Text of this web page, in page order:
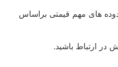
های مهم قیمتی براساس
در ارتباط باشید.